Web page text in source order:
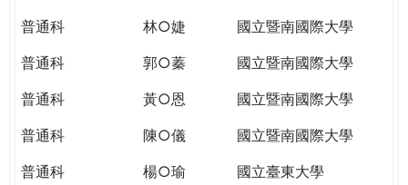
普通科
林○婕
國立暨南國際大學
普通科
郭○蓁
國立暨南國際大學
普通科
黃○恩
國立暨南國際大學
普通科
陳○儀
國立暨南國際大學
普通科
楊○瑜
國立臺東大學